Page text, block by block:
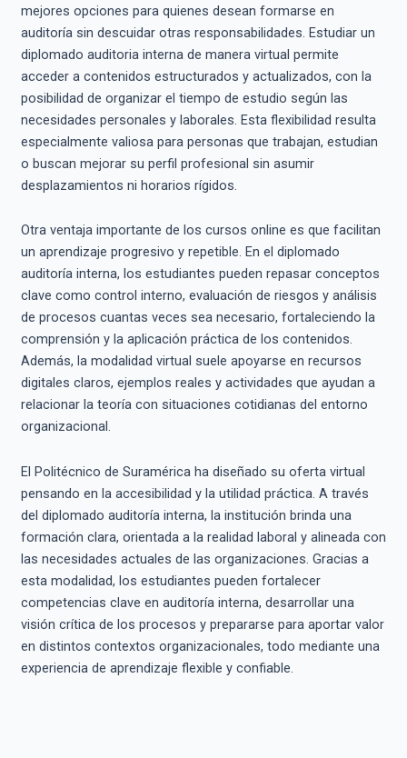
mejores opciones para quienes desean formarse en
auditoría sin descuidar otras responsabilidades. Estudiar un
diplomado auditoria interna de manera virtual permite
acceder a contenidos estructurados y actualizados, con la
posibilidad de organizar el tiempo de estudio según las
necesidades personales y laborales. Esta flexibilidad resulta
especialmente valiosa para personas que trabajan, estudian
o buscan mejorar su perfil profesional sin asumir
desplazamientos ni horarios rígidos.
Otra ventaja importante de los cursos online es que facilitan
un aprendizaje progresivo y repetible. En el diplomado
auditoría interna, los estudiantes pueden repasar conceptos
clave como control interno, evaluación de riesgos y análisis
de procesos cuantas veces sea necesario, fortaleciendo la
comprensión y la aplicación práctica de los contenidos.
Además, la modalidad virtual suele apoyarse en recursos
digitales claros, ejemplos reales y actividades que ayudan a
relacionar la teoría con situaciones cotidianas del entorno
organizacional.
El Politécnico de Suramérica ha diseñado su oferta virtual
pensando en la accesibilidad y la utilidad práctica. A través
del diplomado auditoría interna, la institución brinda una
formación clara, orientada a la realidad laboral y alineada con
las necesidades actuales de las organizaciones. Gracias a
esta modalidad, los estudiantes pueden fortalecer
competencias clave en auditoría interna, desarrollar una
visión crítica de los procesos y prepararse para aportar valor
en distintos contextos organizacionales, todo mediante una
experiencia de aprendizaje flexible y confiable.